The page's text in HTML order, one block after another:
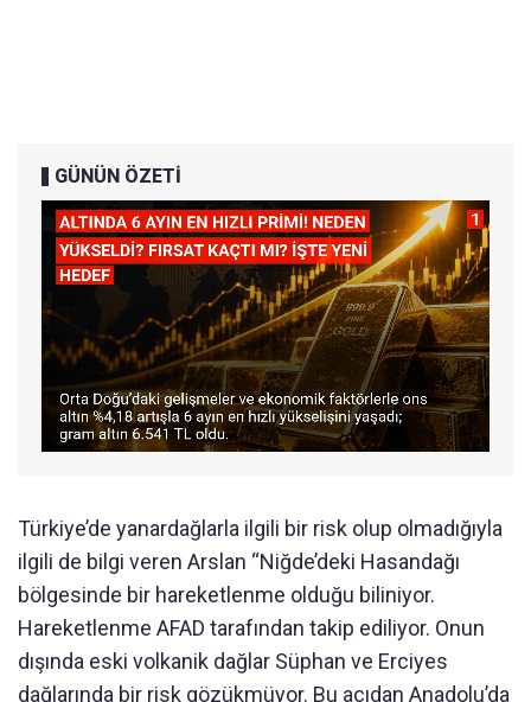
GÜNÜN ÖZETİ
Türkiye’de yanardağlarla ilgili bir risk olup olmadığıyla
ilgili de bilgi veren Arslan “Niğde’deki Hasandağı
bölgesinde bir hareketlenme olduğu biliniyor.
Hareketlenme AFAD tarafından takip ediliyor. Onun
dışında eski volkanik dağlar Süphan ve Erciyes
dağlarında bir risk gözükmüyor. Bu açıdan Anadolu’da